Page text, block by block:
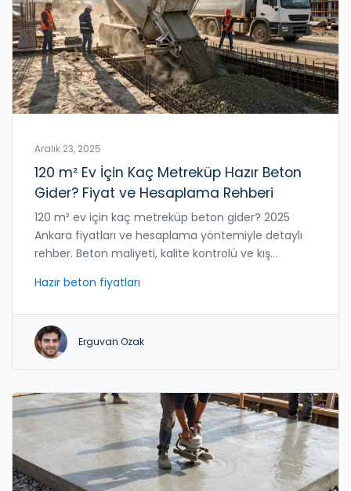
Aralık 23, 2025
120 m² Ev İçin Kaç Metreküp Hazır Beton
Gider? Fiyat ve Hesaplama Rehberi
120 m² ev için kaç metreküp beton gider? 2025
Ankara fiyatları ve hesaplama yöntemiyle detaylı
rehber. Beton maliyeti, kalite kontrolü ve kış
Hazır beton fiyatları
Erguvan Ozak